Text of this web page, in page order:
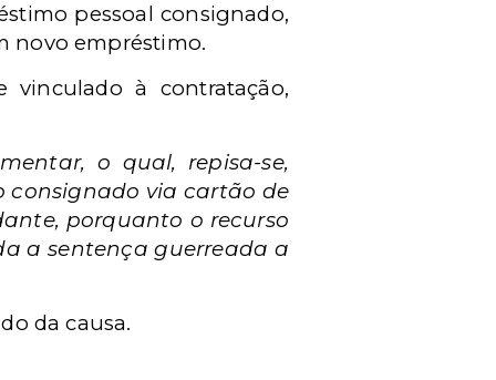
pessoal consignado,
novo empréstimo.
à contratação,
o qual, repisa-se,
consignado via cartão de
porquanto o recurso
a sentença guerreada a
da causa.